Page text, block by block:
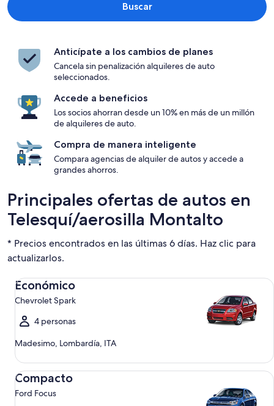
Buscar
Anticípate a los cambios de planes
Cancela sin penalización alquileres de auto
seleccionados.
Accede a beneficios
Los socios ahorran desde un 10% en más de un millón
de alquileres de auto.
Compra de manera inteligente
Compara agencias de alquiler de autos y accede a
grandes ahorros.
Principales ofertas de autos en
Telesquí/aerosilla Montalto
* Precios encontrados en las últimas 6 días. Haz clic para
actualizarlos.
Económico
Chevrolet Spark
4 personas
Madesimo, Lombardía, ITA
Económico Chevrolet Spark
Compacto
Ford Focus
Compacto Ford Focus